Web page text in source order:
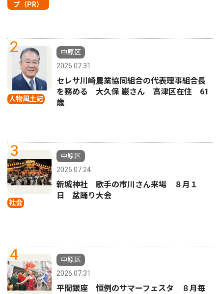
プ（PR）
2
人物風土記
中原区
2026.07.31
セレサ川崎農業協同組合の代表理事組合長
を務める 大久保 巌さん 高津区在住 61
歳
3
社会
中原区
2026.07.24
新城神社 歌手の市川さん来場 ８月１
日 盆踊り大会
4
中原区
2026.07.31
平間銀座 恒例のサマーフェスタ ８月毎